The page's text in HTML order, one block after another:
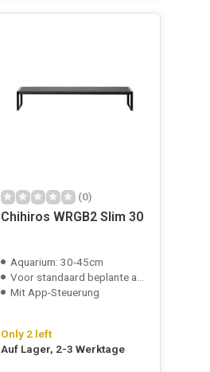
(0)
Chihiros WRGB2 Slim 30
Aquarium: 30-45cm
Voor standaard beplante aquaria
Mit App-Steuerung
Only 2 left
Auf Lager, 2-3 Werktage